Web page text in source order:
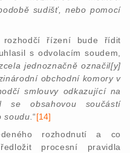
sudišť, nebo pomocí
řízení bude řídit
s odvolacím soudem,
jednoznačně označil[y]
obchodní komory v
smlouvy odkazující na
se obsahovou součástí
soudu.“[14]
rozhodnutí a co
procesní pravidla